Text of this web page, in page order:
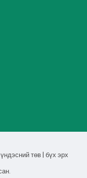
төв | бүх эрх